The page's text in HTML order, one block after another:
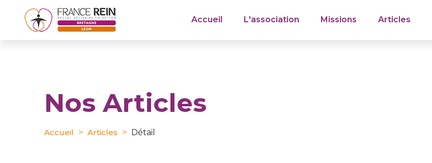
Accueil L'association Missions Articles
Nos Articles
Accueil Articles Détail